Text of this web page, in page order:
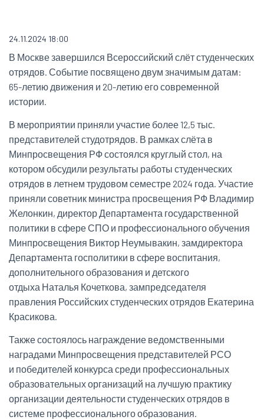
24.11.2024 18:00
В Москве завершился Всероссийский слёт студенческих
отрядов. Событие посвящено двум значимым датам:
65-летию движения и 20-летию его современной
истории.
В мероприятии приняли участие более 12,5 тыс.
представителей студотрядов. В рамках слёта в
Минпросвещения РФ состоялся круглый стол, на
котором обсудили результаты работы студенческих
отрядов в летнем трудовом семестре 2024 года. Участие
приняли советник министра просвещения РФ Владимир
Желонкин, директор Департамента государственной
политики в сфере СПО и профессионального обучения
Минпросвещения Виктор Неумывакин, замдиректора
Департамента госполитики в сфере воспитания,
дополнительного образования и детского
отдыха Наталья Кочеткова, зампредседателя
правления Российских студенческих отрядов Екатерина
Красикова.
Также состоялось награждение ведомственными
наградами Минпросвещения представителей РСО
и победителей конкурса среди профессиональных
образовательных организаций на лучшую практику
организации деятельности студенческих отрядов в
системе профессионального образования.